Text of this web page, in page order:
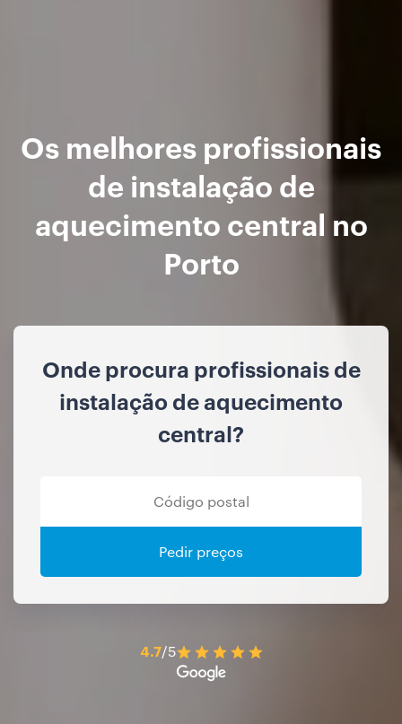
Os melhores profissionais
de instalação de
aquecimento central no
Porto
Onde procura profissionais de
instalação de aquecimento
central?
Pedir preços
4.7/5